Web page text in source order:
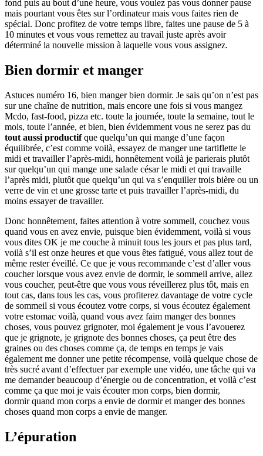
fond puis au bout d’une heure, vous voulez pas vous donner pause
mais pourtant vous êtes sur l’ordinateur mais vous faites rien de
spécial. Donc profitez de votre temps libre, faites une pause de 5 à
10 minutes et vous vous remettez au travail juste après avoir
déterminé la nouvelle mission à laquelle vous vous assignez.
Bien dormir et manger
Astuces numéro 16, bien manger bien dormir. Je sais qu’on n’est pas
sur une chaîne de nutrition, mais encore une fois si vous mangez
Mcdo, fast-food, pizza etc. toute la journée, toute la semaine, tout le
mois, toute l’année, et bien, bien évidemment vous ne serez pas du
tout aussi productifque quelqu’un qui mange d’une façon
équilibrée, c’est comme voilà, essayez de manger une tartiflette le
midi et travailler l’après-midi, honnêtement voilà je parierais plutôt
sur quelqu’un qui mange une salade césar le midi et qui travaille
l’après midi, plutôt que quelqu’un qui va s’enquiller trois bière ou un
verre de vin et une grosse tarte et puis travailler l’après-midi, du
moins essayer de travailler.
Donc honnêtement, faites attention à votre sommeil, couchez vous
quand vous en avez envie, puisque bien évidemment, voilà si vous
vous dites OK je me couche à minuit tous les jours et pas plus tard,
voilà s’il est onze heures et que vous êtes fatigué, vous allez tout de
même rester éveillé. Ce que je vous recommande c’est d’aller vous
coucher lorsque vous avez envie de dormir, le sommeil arrive, allez
vous coucher, peut-être que vous vous réveillerez plus tôt, mais en
tout cas, dans tous les cas, vous profiterez davantage de votre cycle
de sommeil si vous écoutez votre corps, si vous écoutez également
votre estomac voilà, quand vous avez faim manger des bonnes
choses, vous pouvez grignoter, moi également je vous l’avouerez
que je grignote, je grignote des bonnes choses, ça peut être des
graines ou des choses comme ça, de temps en temps je vais
également me donner une petite récompense, voilà quelque chose de
très sucré avant d’effectuer par exemple une vidéo, une tâche qui va
me demander beaucoup d’énergie ou de concentration, et voilà c’est
comme ça que moi je vais écouter mon corps, bien dormir,
dormir quand mon corps a envie de dormir et manger des bonnes
choses quand mon corps a envie de manger.
L’épuration